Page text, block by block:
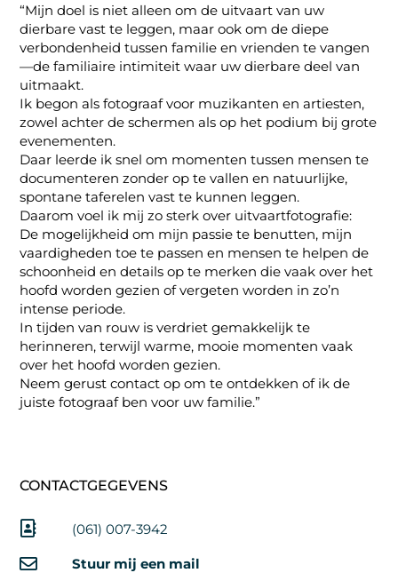
“Mijn doel is niet alleen om de uitvaart van uw
dierbare vast te leggen, maar ook om de diepe
verbondenheid tussen familie en vrienden te vangen
—de familiaire intimiteit waar uw dierbare deel van
uitmaakt.
Ik begon als fotograaf voor muzikanten en artiesten,
zowel achter de schermen als op het podium bij grote
evenementen.
Daar leerde ik snel om momenten tussen mensen te
documenteren zonder op te vallen en natuurlijke,
spontane taferelen vast te kunnen leggen.
Daarom voel ik mij zo sterk over uitvaartfotografie:
De mogelijkheid om mijn passie te benutten, mijn
vaardigheden toe te passen en mensen te helpen de
schoonheid en details op te merken die vaak over het
hoofd worden gezien of vergeten worden in zo’n
intense periode.
In tijden van rouw is verdriet gemakkelijk te
herinneren, terwijl warme, mooie momenten vaak
over het hoofd worden gezien.
Neem gerust contact op om te ontdekken of ik de
juiste fotograaf ben voor uw familie.”
CONTACTGEGEVENS
(061) 007-3942
Stuur mij een mail